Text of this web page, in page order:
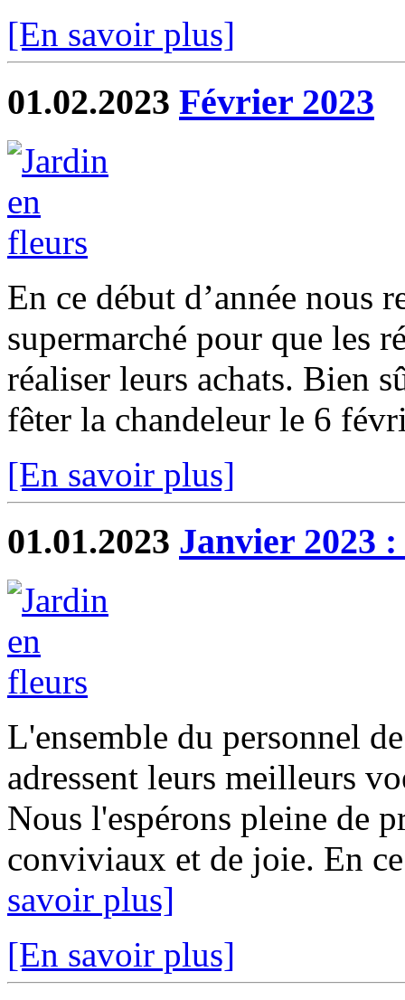
[En savoir plus]
01.02.2023 Février 2023
En ce début d’année nous
supermarché pour que les
réaliser leurs achats. Bien
fêter la chandeleur le 6
[En savoir plus]
01.01.2023 Janvier 2023 :
L'ensemble du personnel
adressent leurs meilleurs
Nous l'espérons pleine de
conviviaux et de joie. En
savoir plus]
[En savoir plus]